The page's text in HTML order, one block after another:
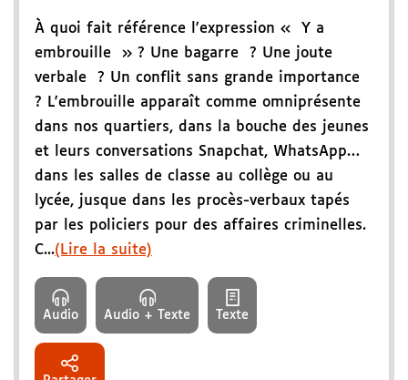
À quoi fait référence l'expression « Y a
embrouille » ? Une bagarre ? Une joute
verbale ? Un conflit sans grande importance
? L'embrouille apparaît comme omniprésente
dans nos quartiers, dans la bouche des jeunes
et leurs conversations Snapchat, WhatsApp…
dans les salles de classe au collège ou au
lycée, jusque dans les procès-verbaux tapés
par les policiers pour des affaires criminelles.
C...(Lire la suite)
Audio Audio + Texte Texte